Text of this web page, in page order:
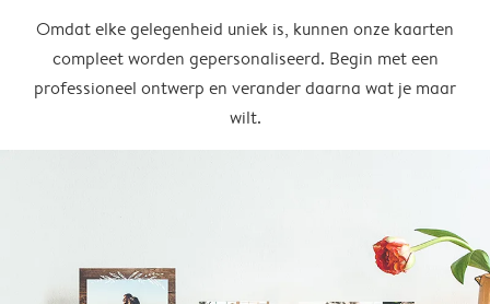
Omdat elke gelegenheid uniek is, kunnen onze kaarten
compleet worden gepersonaliseerd. Begin met een
professioneel ontwerp en verander daarna wat je maar
wilt.